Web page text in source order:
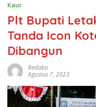
Kaur
Plt Bupati
Tanda Icon
Dibangun
Redaksi
Agustus 7, 2023